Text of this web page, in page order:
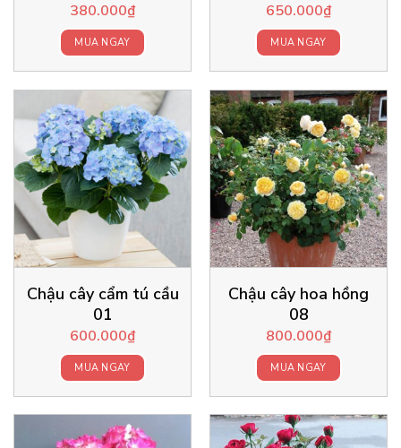
380.000₫
MUA NGAY
650.000₫
MUA NGAY
Chậu cây cẩm tú cầu
01
600.000₫
MUA NGAY
Chậu cây hoa hồng
08
800.000₫
MUA NGAY